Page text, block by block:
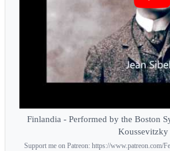
Finlandia - Performed by the Boston
Support me on Patreon: https://www.patreon.com/